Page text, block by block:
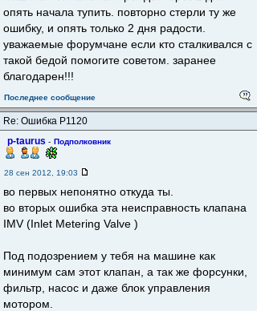
опять начала тупить. повторно стерли ту же
ошибку, и опять только 2 дня радости.
уважаемые форумчане если кто сталкивался с
такой бедой помогите советом. заранее
благодарен!!!
Последнее сообщение
Re: Ошибка Р1120
p-taurus - Подполковник
28 сен 2012, 19:03
во первых непонятно откуда ты.
во вторых ошибка эта неисправность клапана
IMV (Inlet Metering Valve )
Под подозрением у тебя на машине как
минимум сам этот клапан, а так же форсунки,
фильтр, насос и даже блок управления
мотором.